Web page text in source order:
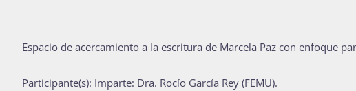
Espacio de acercamiento a la escritura de Marcela Paz con enfoque
Participante(s): Imparte: Dra. Rocío García Rey (FEMU).